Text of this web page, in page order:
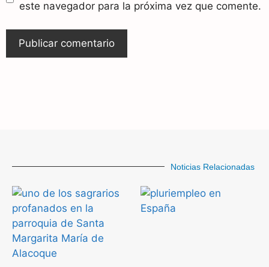
este navegador para la próxima vez que comente.
Noticias Relacionadas